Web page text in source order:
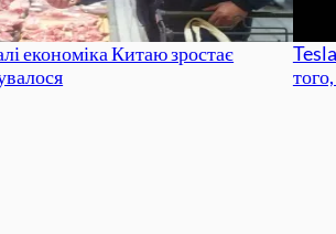
економіка Китаю зростає